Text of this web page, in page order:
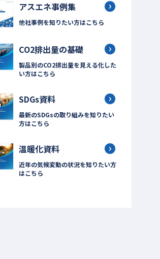
アスエネ事例集
他社事例を知りたい方はこちら
CO2排出量の基礎
製品別のCO2排出量を見える化した
い方はこちら
SDGs資料
最新のSDGsの取り組みを知りたい
方はこちら
温暖化資料
近年の気候変動の状況を知りたい方
はこちら